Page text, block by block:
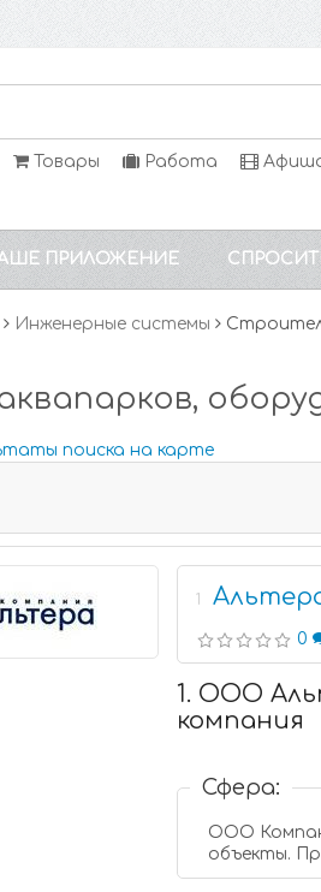
Товары Работа
ПРИЛОЖЕНИЕ
Инженерные системы
поиска на карте
1
0
1. ООО
компания
Сфера:
ООО
объекты.